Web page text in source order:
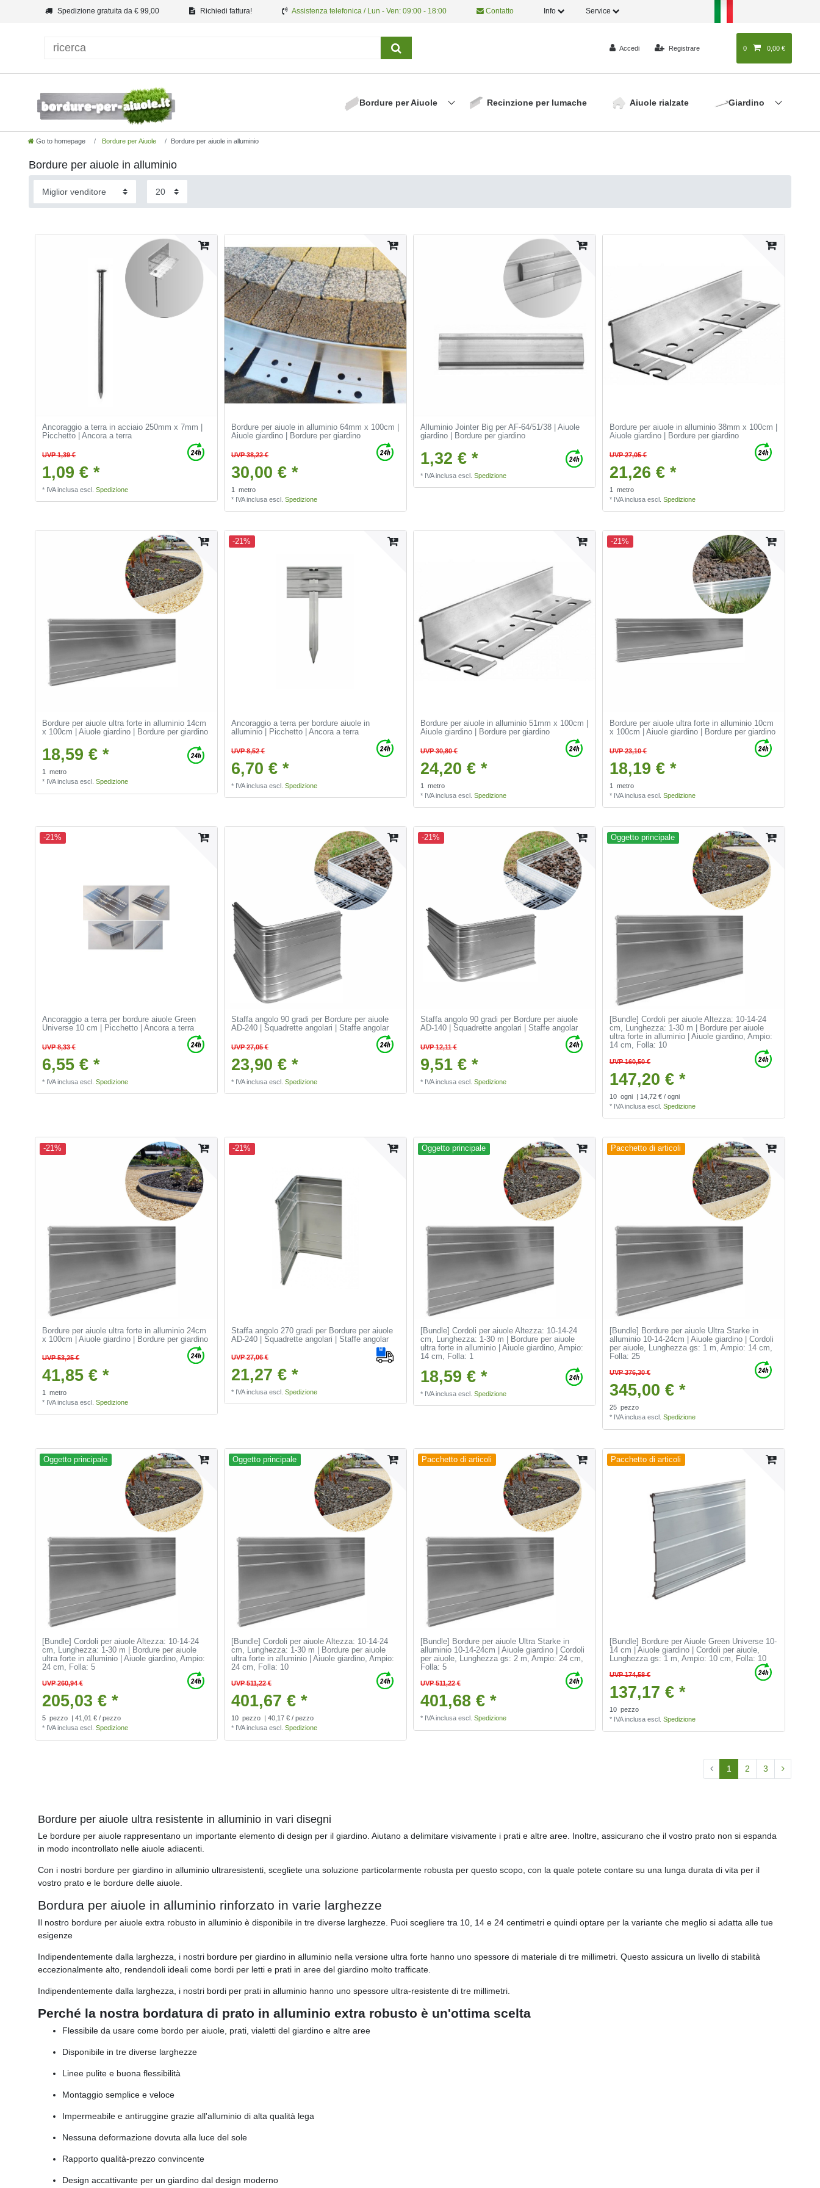
Spedizione gratuita da € 99,00 Richiedi fattura! Assistenza telefonica / Lun - Ven: 09:00 - 18:00 Contatto Info Service
Accedi Registrare 0 0,00 €
Bordure per Aiuole Recinzione per lumache Aiuole rialzate Giardino
Go to homepage Bordure per Aiuole Bordure per aiuole in alluminio
Bordure per aiuole in alluminio
Ancoraggio a terra in acciaio 250mm x 7mm |
Picchetto | Ancora a terra
UVP 1,39 €
1,09 € *
* IVA inclusa escl.Spedizione
Bordure per aiuole in alluminio 64mm x 100cm |
Aiuole giardino | Bordure per giardino
UVP 38,22 €
30,00 € *
1
metro
* IVA inclusa escl.Spedizione
Alluminio Jointer Big per AF-64/51/38 | Aiuole
giardino | Bordure per giardino
1,32 € *
* IVA inclusa escl.Spedizione
Bordure per aiuole in alluminio 38mm x 100cm |
Aiuole giardino | Bordure per giardino
UVP 27,05 €
21,26 € *
1
metro
* IVA inclusa escl.Spedizione
Bordure per aiuole ultra forte in alluminio 14cm
x 100cm | Aiuole giardino | Bordure per giardino
18,59 € *
1
metro
* IVA inclusa escl.Spedizione
-21%
Ancoraggio a terra per bordure aiuole in
alluminio | Picchetto | Ancora a terra
UVP 8,52 €
6,70 € *
* IVA inclusa escl.Spedizione
Bordure per aiuole in alluminio 51mm x 100cm |
Aiuole giardino | Bordure per giardino
UVP 30,80 €
24,20 € *
1
metro
* IVA inclusa escl.Spedizione
-21%
Bordure per aiuole ultra forte in alluminio 10cm
x 100cm | Aiuole giardino | Bordure per giardino
UVP 23,10 €
18,19 € *
1
metro
* IVA inclusa escl.Spedizione
-21%
Ancoraggio a terra per bordure aiuole Green
Universe 10 cm | Picchetto | Ancora a terra
UVP 8,33 €
6,55 € *
* IVA inclusa escl.Spedizione
Staffa angolo 90 gradi per Bordure per aiuole
AD-240 | Squadrette angolari | Staffe angolar
UVP 27,05 €
23,90 € *
* IVA inclusa escl.Spedizione
-21%
Staffa angolo 90 gradi per Bordure per aiuole
AD-140 | Squadrette angolari | Staffe angolar
UVP 12,11 €
9,51 € *
* IVA inclusa escl.Spedizione
Oggetto principale
[Bundle] Cordoli per aiuole Altezza: 10-14-24
cm, Lunghezza: 1-30 m | Bordure per aiuole
ultra forte in alluminio | Aiuole giardino, Ampio:
14 cm, Folla: 10
UVP 160,50 €
147,20 € *
10 ogni
| 14,72 € / ogni
* IVA inclusa escl.Spedizione
-21%
Bordure per aiuole ultra forte in alluminio 24cm
x 100cm | Aiuole giardino | Bordure per giardino
UVP 53,25 €
41,85 € *
1
metro
* IVA inclusa escl.Spedizione
-21%
Staffa angolo 270 gradi per Bordure per aiuole
AD-240 | Squadrette angolari | Staffe angolar
UVP 27,06 €
21,27 € *
* IVA inclusa escl.Spedizione
Oggetto principale
[Bundle] Cordoli per aiuole Altezza: 10-14-24
cm, Lunghezza: 1-30 m | Bordure per aiuole
ultra forte in alluminio | Aiuole giardino , Ampio:
14 cm , Folla: 1
18,59 € *
* IVA inclusa escl.Spedizione
Pacchetto di articoli
[Bundle] Bordure per aiuole Ultra Starke in
alluminio 10-14-24cm | Aiuole giardino | Cordoli
per aiuole , Lunghezza gs: 1 m , Ampio: 14 cm
Folla: 25
UVP 376,30 €
345,00 € *
25 pezzo
* IVA inclusa escl.Spedizione
Oggetto principale
[Bundle] Cordoli per aiuole Altezza: 10-14-24
cm, Lunghezza: 1-30 m | Bordure per aiuole
ultra forte in alluminio | Aiuole giardino , Ampio:
24 cm , Folla: 5
UVP 260,94 €
205,03 € *
5 pezzo
| 41,01 € / pezzo
* IVA inclusa escl.Spedizione
Oggetto principale
[Bundle] Cordoli per aiuole Altezza: 10-14-24
cm, Lunghezza: 1-30 m | Bordure per aiuole
ultra forte in alluminio | Aiuole giardino , Ampio:
24 cm , Folla: 10
UVP 511,22 €
401,67 € *
10 pezzo
| 40,17 € / pezzo
* IVA inclusa escl.Spedizione
Pacchetto di articoli
[Bundle] Bordure per aiuole Ultra Starke in
alluminio 10-14-24cm | Aiuole giardino | Cordoli
per aiuole , Lunghezza gs: 2 m , Ampio: 24 cm
Folla: 5
UVP 511,22 €
401,68 € *
* IVA inclusa escl.Spedizione
Pacchetto di articoli
[Bundle] Bordure per Aiuole Green Universe 10-
14 cm | Aiuole giardino | Cordoli per aiuole
Lunghezza gs: 1 m , Ampio: 10 cm , Folla: 10
UVP 174,58 €
137,17 € *
10 pezzo
* IVA inclusa escl.Spedizione
1 2 3
Bordure per aiuole ultra resistente in alluminio in vari disegni
Le bordure per aiuole rappresentano un importante elemento di design per il giardino. Aiutano a delimitare visivamente i prati e altre aree. Inoltre, assicurano che il vostro prato non si espanda
in modo incontrollato nelle aiuole adiacenti.
Con i nostri bordure per giardino in alluminio ultraresistenti, scegliete una soluzione particolarmente robusta per questo scopo, con la quale potete contare su una lunga durata di vita per il
vostro prato e le bordure delle aiuole.
Bordura per aiuole in alluminio rinforzato in varie larghezze
Il nostro bordure per aiuole extra robusto in alluminio è disponibile in tre diverse larghezze. Puoi scegliere tra 10, 14 e 24 centimetri e quindi optare per la variante che meglio si adatta alle tue
esigenze
Indipendentemente dalla larghezza, i nostri bordure per giardino in alluminio nella versione ultra forte hanno uno spessore di materiale di tre millimetri. Questo assicura un livello di stabilità
eccezionalmente alto, rendendoli ideali come bordi per letti e prati in aree del giardino molto trafficate.
Indipendentemente dalla larghezza, i nostri bordi per prati in alluminio hanno uno spessore ultra-resistente di tre millimetri.
Perché la nostra bordatura di prato in alluminio extra robusto è un'ottima scelta
Flessibile da usare come bordo per aiuole, prati, vialetti del giardino e altre aree
Disponibile in tre diverse larghezze
Linee pulite e buona flessibilità
Montaggio semplice e veloce
Impermeabile e antiruggine grazie all'alluminio di alta qualità lega
Nessuna deformazione dovuta alla luce del sole
Rapporto qualità-prezzo convincente
Design accattivante per un giardino dal design moderno